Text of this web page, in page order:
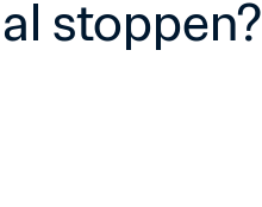
stoppen?